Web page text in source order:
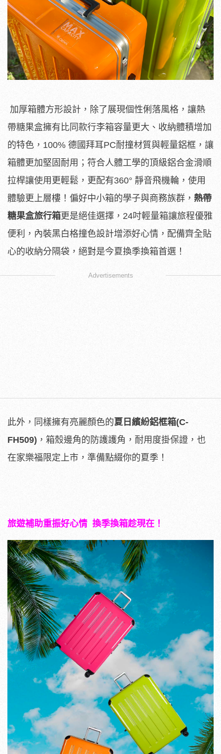
加厚箱體方形設計，除了展現個性俐落風格，讓熱
帶糖果盒擁有比同款行李箱容量更大、收納體積增加
的特色，100% 德國拜耳PC耐撞材質與輕量鋁框，讓
箱體更加堅固耐用；符合人體工學的頂級鋁合金滑順
拉桿讓使用更輕鬆，更配有360° 靜音飛機輪，使用
體驗更上層樓！偏好中小箱的學子與商務族群， 熱帶
糖果盒旅行箱更是絕佳選擇，24吋輕量箱讓旅程優雅
便利，內裝黑白格撞色設計增添好心情，配備齊全貼
心的收納分隔袋，絕對是今夏換季換箱首選！
Advertisements
此外，同樣擁有亮麗顏色的夏日繽紛鋁框箱(C-
FH509) ，箱殼邊角的防護護角，耐用度掛保證，也
在家樂福限定上市，準備點綴你的夏季！
旅遊補助重振好心情 換季換箱趁現在！